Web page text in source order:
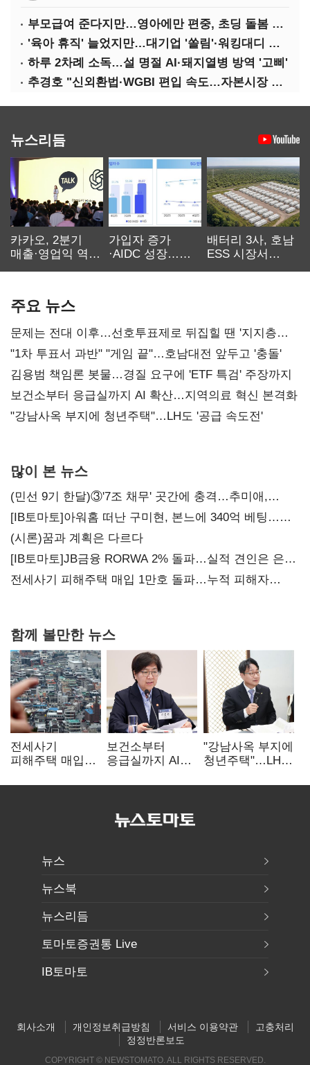
부모급여 준다지만…영아에만 편중, 초딩 돌봄 절실
'육아 휴직' 늘었지만…대기업 '쏠림'·워킹대디 여전히 '저조'
하루 2차례 소독…설 명절 AI·돼지열병 방역 '고삐'
추경호 "신외환법·WGBI 편입 속도…자본시장 투자환경 개선"
뉴스리듬
카카오, 2분기
매출·영업익 역대
가입자 증가
·AIDC 성장…
배터리 3사, 호남
ESS 시장서
주요 뉴스
문제는 전대 이후…선호투표제로 뒤집힐 땐 '지지층
불복'
"1차 투표서 과반" "게임 끝"…호남대전 앞두고 '충돌'
김용범 책임론 봇물…경질 요구에 'ETF 특검' 주장까지
보건소부터 응급실까지 AI 확산…지역의료 혁신 본격화
"강남사옥 부지에 청년주택"…LH도 '공급 속도전'
많이 본 뉴스
(민선 9기 한달)③'7조 채무' 곳간에 충격…추미애,
20년만에 '비상재정' 선언 승부수
[IB토마토]아워홈 떠난 구미현, 본느에 340억 베팅…
가족 지배체제 구축
(시론)꿈과 계획은 다르다
[IB토마토]JB금융 RORWA 2% 돌파…실적 견인은 은행
아닌 캐피탈
전세사기 피해주택 매입 1만호 돌파…누적 피해자
함께 볼만한 뉴스
전세사기
피해주택 매입
누적 피해자
보건소부터
응급실까지 AI
혁신 본격화
"강남사옥 부지에
청년주택"…LH도
뉴스
뉴스북
뉴스리듬
토마토증권통 Live
IB토마토
회사소개 개인정보취급방침 서비스 이용약관
고충처리
정정반론보도
COPYRIGHT © NEWSTOMATO. ALL RIGHTS RESERVED.